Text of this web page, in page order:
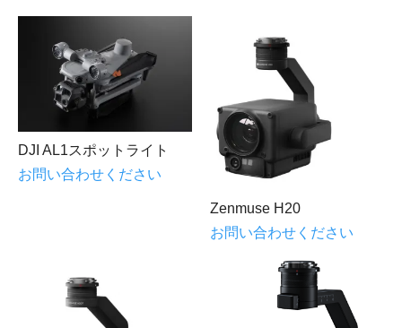
DJI AL1スポットライト
お問い合わせください
Zenmuse H20
お問い合わせください